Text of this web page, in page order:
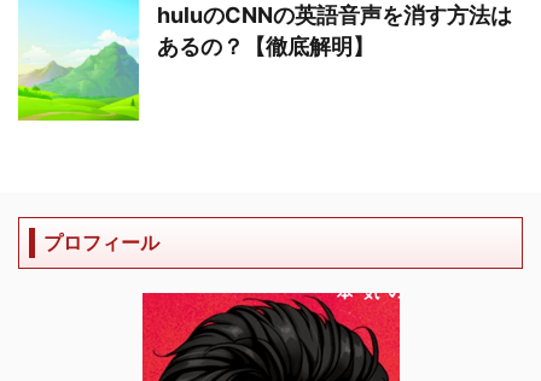
huluのCNNの英語音声を消す方法は
あるの？【徹底解明】
プロフィール